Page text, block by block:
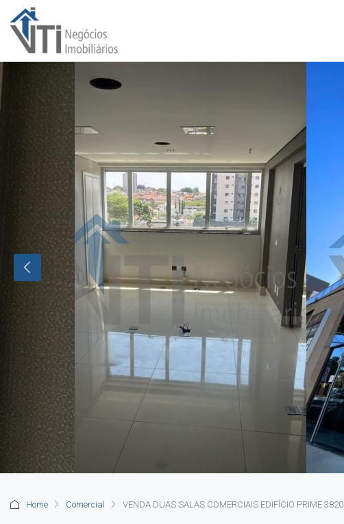
Home Comercial VENDA DUAS SALAS COMERCIAIS EDIFÍCIO PRIME 3820